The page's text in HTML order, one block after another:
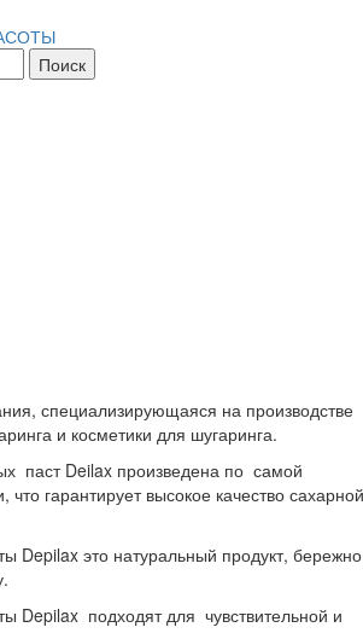
специализирующаяся на производстве
и косметики для шугаринга.
паст Deilax произведена по самой
что гарантирует высокое качество сахарной
Depilax это натуральный продукт, бережно
Depilax подходят для чувствительной и